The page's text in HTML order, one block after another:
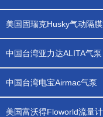
美国固瑞克Husky气动隔
中国台湾亚力达ALITA气泵
中国台湾电宝Airmac气泵
美国富沃得Floworld流量计